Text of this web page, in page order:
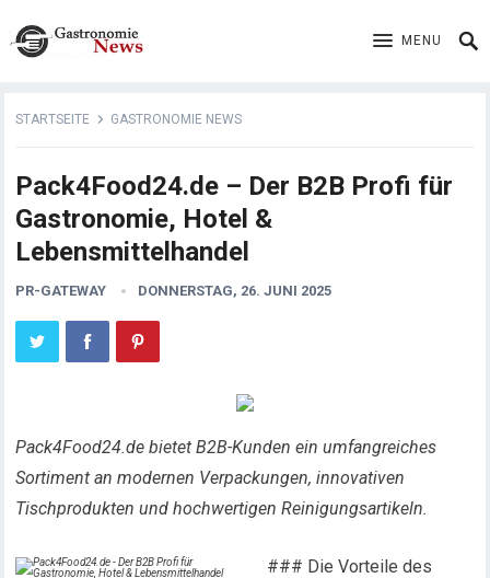
MENU
STARTSEITE GASTRONOMIE NEWS
Pack4Food24.de – Der B2B Profi für
Gastronomie, Hotel &
Lebensmittelhandel
PR-GATEWAY DONNERSTAG, 26. JUNI 2025
Pack4Food24.de bietet B2B-Kunden ein umfangreiches
Sortiment an modernen Verpackungen, innovativen
Tischprodukten und hochwertigen Reinigungsartikeln.
### Die Vorteile des